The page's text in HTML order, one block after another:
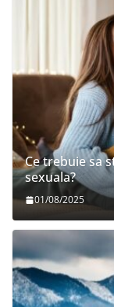
Ce trebuie sa
sexuala?
01/08/2025